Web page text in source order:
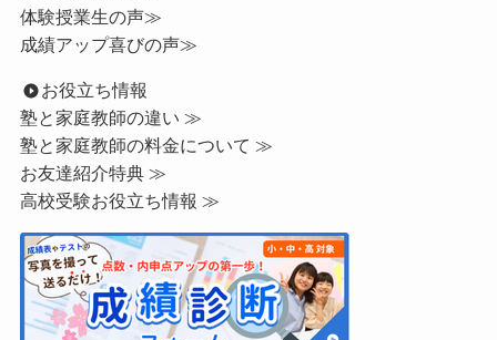
体験授業生の声≫
成績アップ喜びの声≫
お役立ち情報
塾と家庭教師の違い ≫
塾と家庭教師の料金について ≫
お友達紹介特典 ≫
高校受験お役立ち情報 ≫